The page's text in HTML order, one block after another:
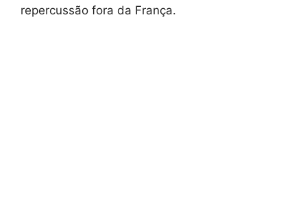
repercussão fora da França.